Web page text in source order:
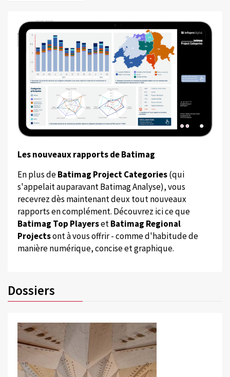
Les nouveaux rapports de Batimag
En plus deBatimag Project Categories(qui
s'appelait auparavant Batimag Analyse), vous
recevrez dès maintenant deux tout nouveaux
rapports en complément. Découvrez ici ce que
Batimag Top PlayersetBatimag Regional
Projectsont à vous offrir - comme d'habitude de
manière numérique, concise et graphique.
Dossiers